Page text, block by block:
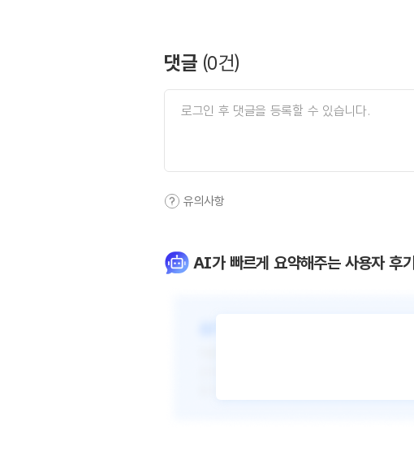
댓글 (0건)
유의사항
AI가 빠르게 요약해주는 사용자 후